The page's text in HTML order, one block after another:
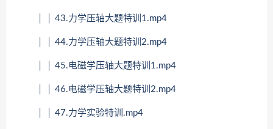
│ │ 43.力学压轴大题特训1.mp4
│ │ 44.力学压轴大题特训2.mp4
│ │ 45.电磁学压轴大题特训1.mp4
│ │ 46.电磁学压轴大题特训2.mp4
│ │ 47.力学实验特训.mp4